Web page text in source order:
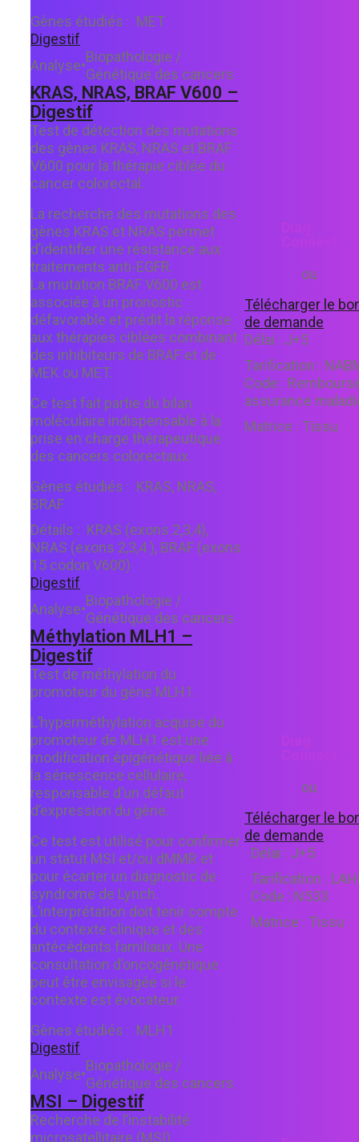
Gènes étudiés : MET
Digestif
Analyse•
Biopathologie /
Génétique des cancers
KRAS, NRAS, BRAF V600 –
Digestif
Test de détection des mutations
des gènes KRAS, NRAS et BRAF
V600 pour la thérapie ciblée du
cancer colorectal.
La recherche des mutations des
gènes KRAS et NRAS permet
d’identifier une résistance aux
traitements anti-EGFR.
La mutation BRAF V600 est
associée à un pronostic
défavorable et prédit la réponse
aux thérapies ciblées combinant
des inhibiteurs de BRAF et de
MEK ou MET.
Ce test fait partie du bilan
moléculaire indispensable à la
prise en charge thérapeutique
des cancers colorectaux.
Gènes étudiés : KRAS, NRAS,
BRAF
Détails : KRAS (exons 2,3,4),
NRAS (exons 2,3,4 ), BRAF (exons
15 codon V600)
Digestif
ou
Télécharger le
de demande
Délai : J+5
Tarification :
Code :
assurance
Matrice : Tissu
Analyse•
Biopathologie /
Génétique des cancers
Méthylation MLH1 –
Digestif
Test de méthylation du
promoteur du gène MLH1.
L’hyperméthylation acquise du
promoteur de MLH1 est une
modification épigénétique liée à
la sénescence cellulaire,
responsable d’un défaut
d’expression du gène.
Ce test est utilisé pour confirmer
un statut MSI et/ou dMMR et
pour écarter un diagnostic de
syndrome de Lynch.
L’interprétation doit tenir compte
du contexte clinique et des
antécédents familiaux. Une
consultation d’oncogénétique
peut être envisagée si le
contexte est évocateur.
Gènes étudiés : MLH1
Digestif
ou
Télécharger le
de demande
Délai : J+5
Tarification :
Code : N533
Matrice : Tissu
Analyse•
Biopathologie /
Génétique des cancers
MSI – Digestif
Recherche de l’instabilité
microsatellitaire (MSI).